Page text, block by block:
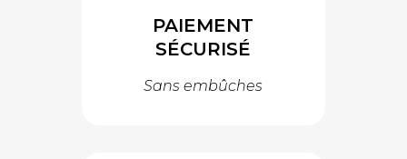
PAIEMENT
SÉCURISÉ
Sans embûches